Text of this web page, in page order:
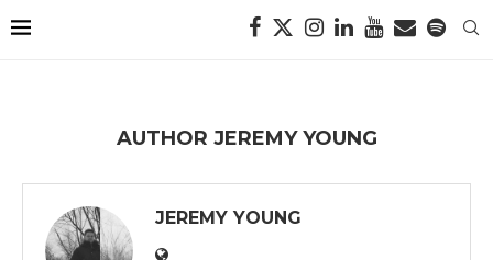
AUTHOR JEREMY YOUNG
JEREMY YOUNG